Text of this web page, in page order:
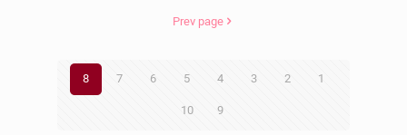
Prev page
1
2
3
4
5
6
7
8
9
10